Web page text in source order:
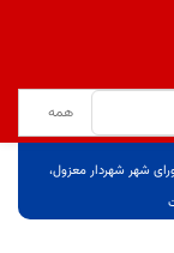
شهر شهردار معزول،